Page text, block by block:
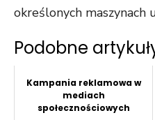
określonych maszynach
Podobne
Kampania reklamowa w
mediach
społecznościowych